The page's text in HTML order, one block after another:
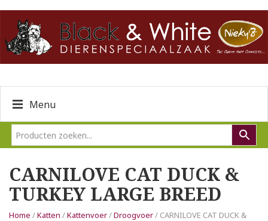
Menu
CARNILOVE CAT DUCK &
TURKEY LARGE BREED
Home /Katten /Kattenvoer/Droogvoer/ CARNILOVE CAT DUCK &